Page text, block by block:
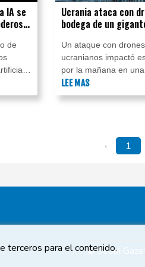
terceros para el contenido.
IA se
de
los
Ucrania ataca con
bodega de un
Petersburgo
Un ataque con drones
ucranianos impactó
por la mañana en
cerca de San
gigante ruso del
reportera de la AFP y
funcionarios locales.
LEE MAS
‹ 1
© Seoul